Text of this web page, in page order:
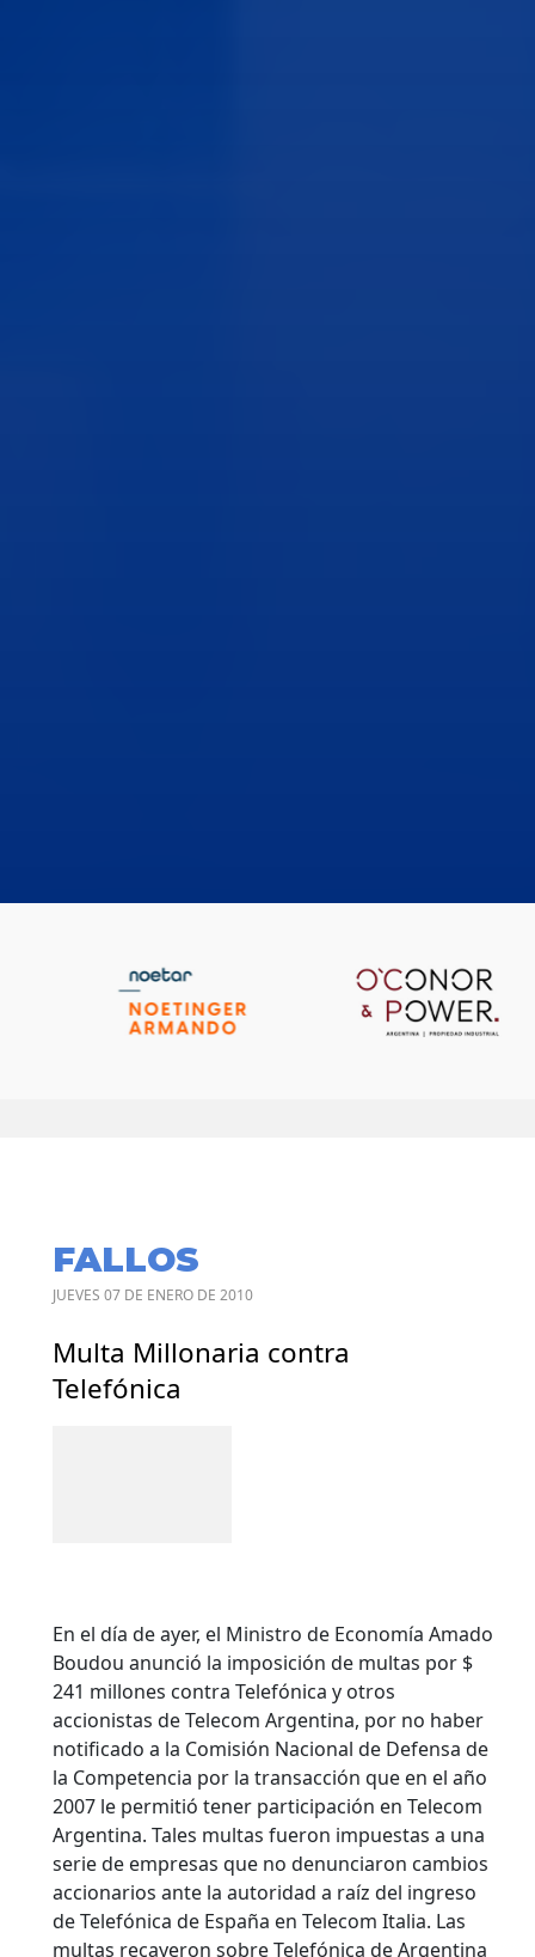
FALLOS
JUEVES 07 DE ENERO DE 2010
Multa Millonaria contra
Telefónica
En el día de ayer, el Ministro de Economía Amado
Boudou anunció la imposición de multas por $
241 millones contra Telefónica y otros
accionistas de Telecom Argentina, por no haber
notificado a la Comisión Nacional de Defensa de
la Competencia por la transacción que en el año
2007 le permitió tener participación en Telecom
Argentina. Tales multas fueron impuestas a una
serie de empresas que no denunciaron cambios
accionarios ante la autoridad a raíz del ingreso
de Telefónica de España en Telecom Italia. Las
multas recayeron sobre Telefónica de Argentina